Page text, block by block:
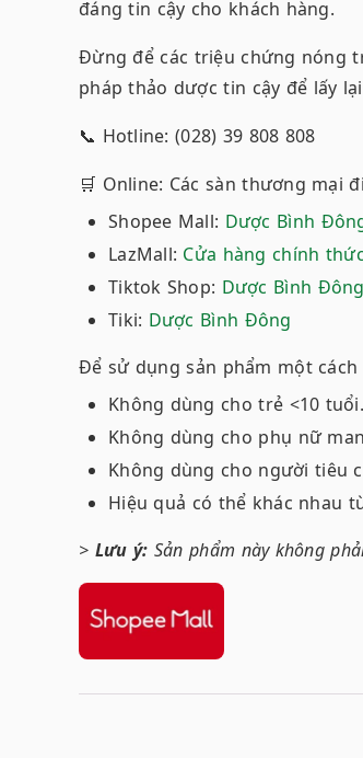
đáng tin cậy cho khách hàng.
Đừng để các triệu chứng nóng
pháp thảo dược tin cậy để lấy
📞 Hotline: (028) 39 808 808
🛒 Online: Các sàn thương mại
Shopee Mall: Dược Bình
LazMall: Cửa hàng chính
Tiktok Shop: Dược Bình
Tiki: Dược Bình Đông
Để sử dụng sản phẩm một
Không dùng cho trẻ <10 tuổi.
Không dùng cho phụ nữ
Không dùng cho người tiêu
Hiệu quả có thể khác nhau
> Lưu ý: Sản phẩm này không